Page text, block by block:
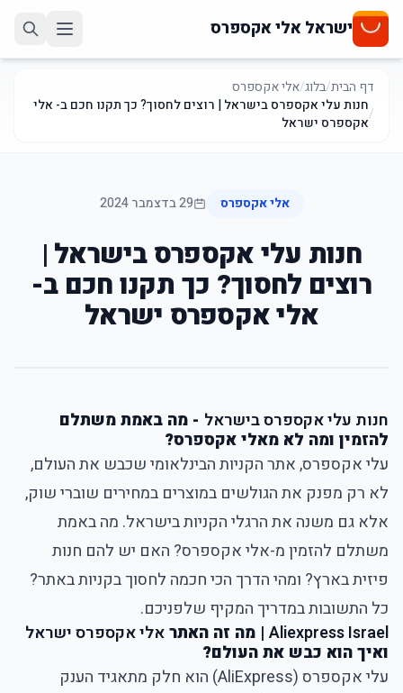
ישראל אלי אקספרס
דף הבית/בלוג/אלי אקספרס
/חנות עלי אקספרס בישראל | רוצים לחסוך? כך תקנו חכם ב- אלי
אקספרס ישראל
אלי אקספרס 29 בדצמבר 2024
חנות עלי אקספרס בישראל |
רוצים לחסוך? כך תקנו חכם ב-
אלי אקספרס ישראל
חנות עלי אקספרס בישראל - מה באמת משתלם
להזמין ומה לא מאלי אקספרס?
עלי אקספרס, אתר הקניות הבינלאומי שכבש את העולם,
לא רק מפנק את הגולשים במוצרים במחירים שוברי שוק,
אלא גם משנה את הרגלי הקניות בישראל. מה באמת
משתלם להזמין מ-אלי אקספרס? האם יש להם חנות
פיזית בארץ? ומהי הדרך הכי חכמה לחסוך בקניות באתר?
כל התשובות במדריך המקיף שלפניכם.
Aliexpress Israel | מה זה האתראלי אקספרס ישראל
ואיך הוא כבש את העולם?
עלי אקספרס (AliExpress) הוא חלק מתאגיד הענק